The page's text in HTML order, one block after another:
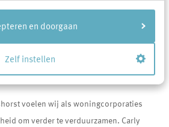
en doorgaan
Zelf instellen
centraal: energie en warmte,
en materialen en grondstoffen.
kunnen we meer impact maken en
de buurten en wijken binnen de
voelen wij als woningcorporaties
om verder te verduurzamen. Carly